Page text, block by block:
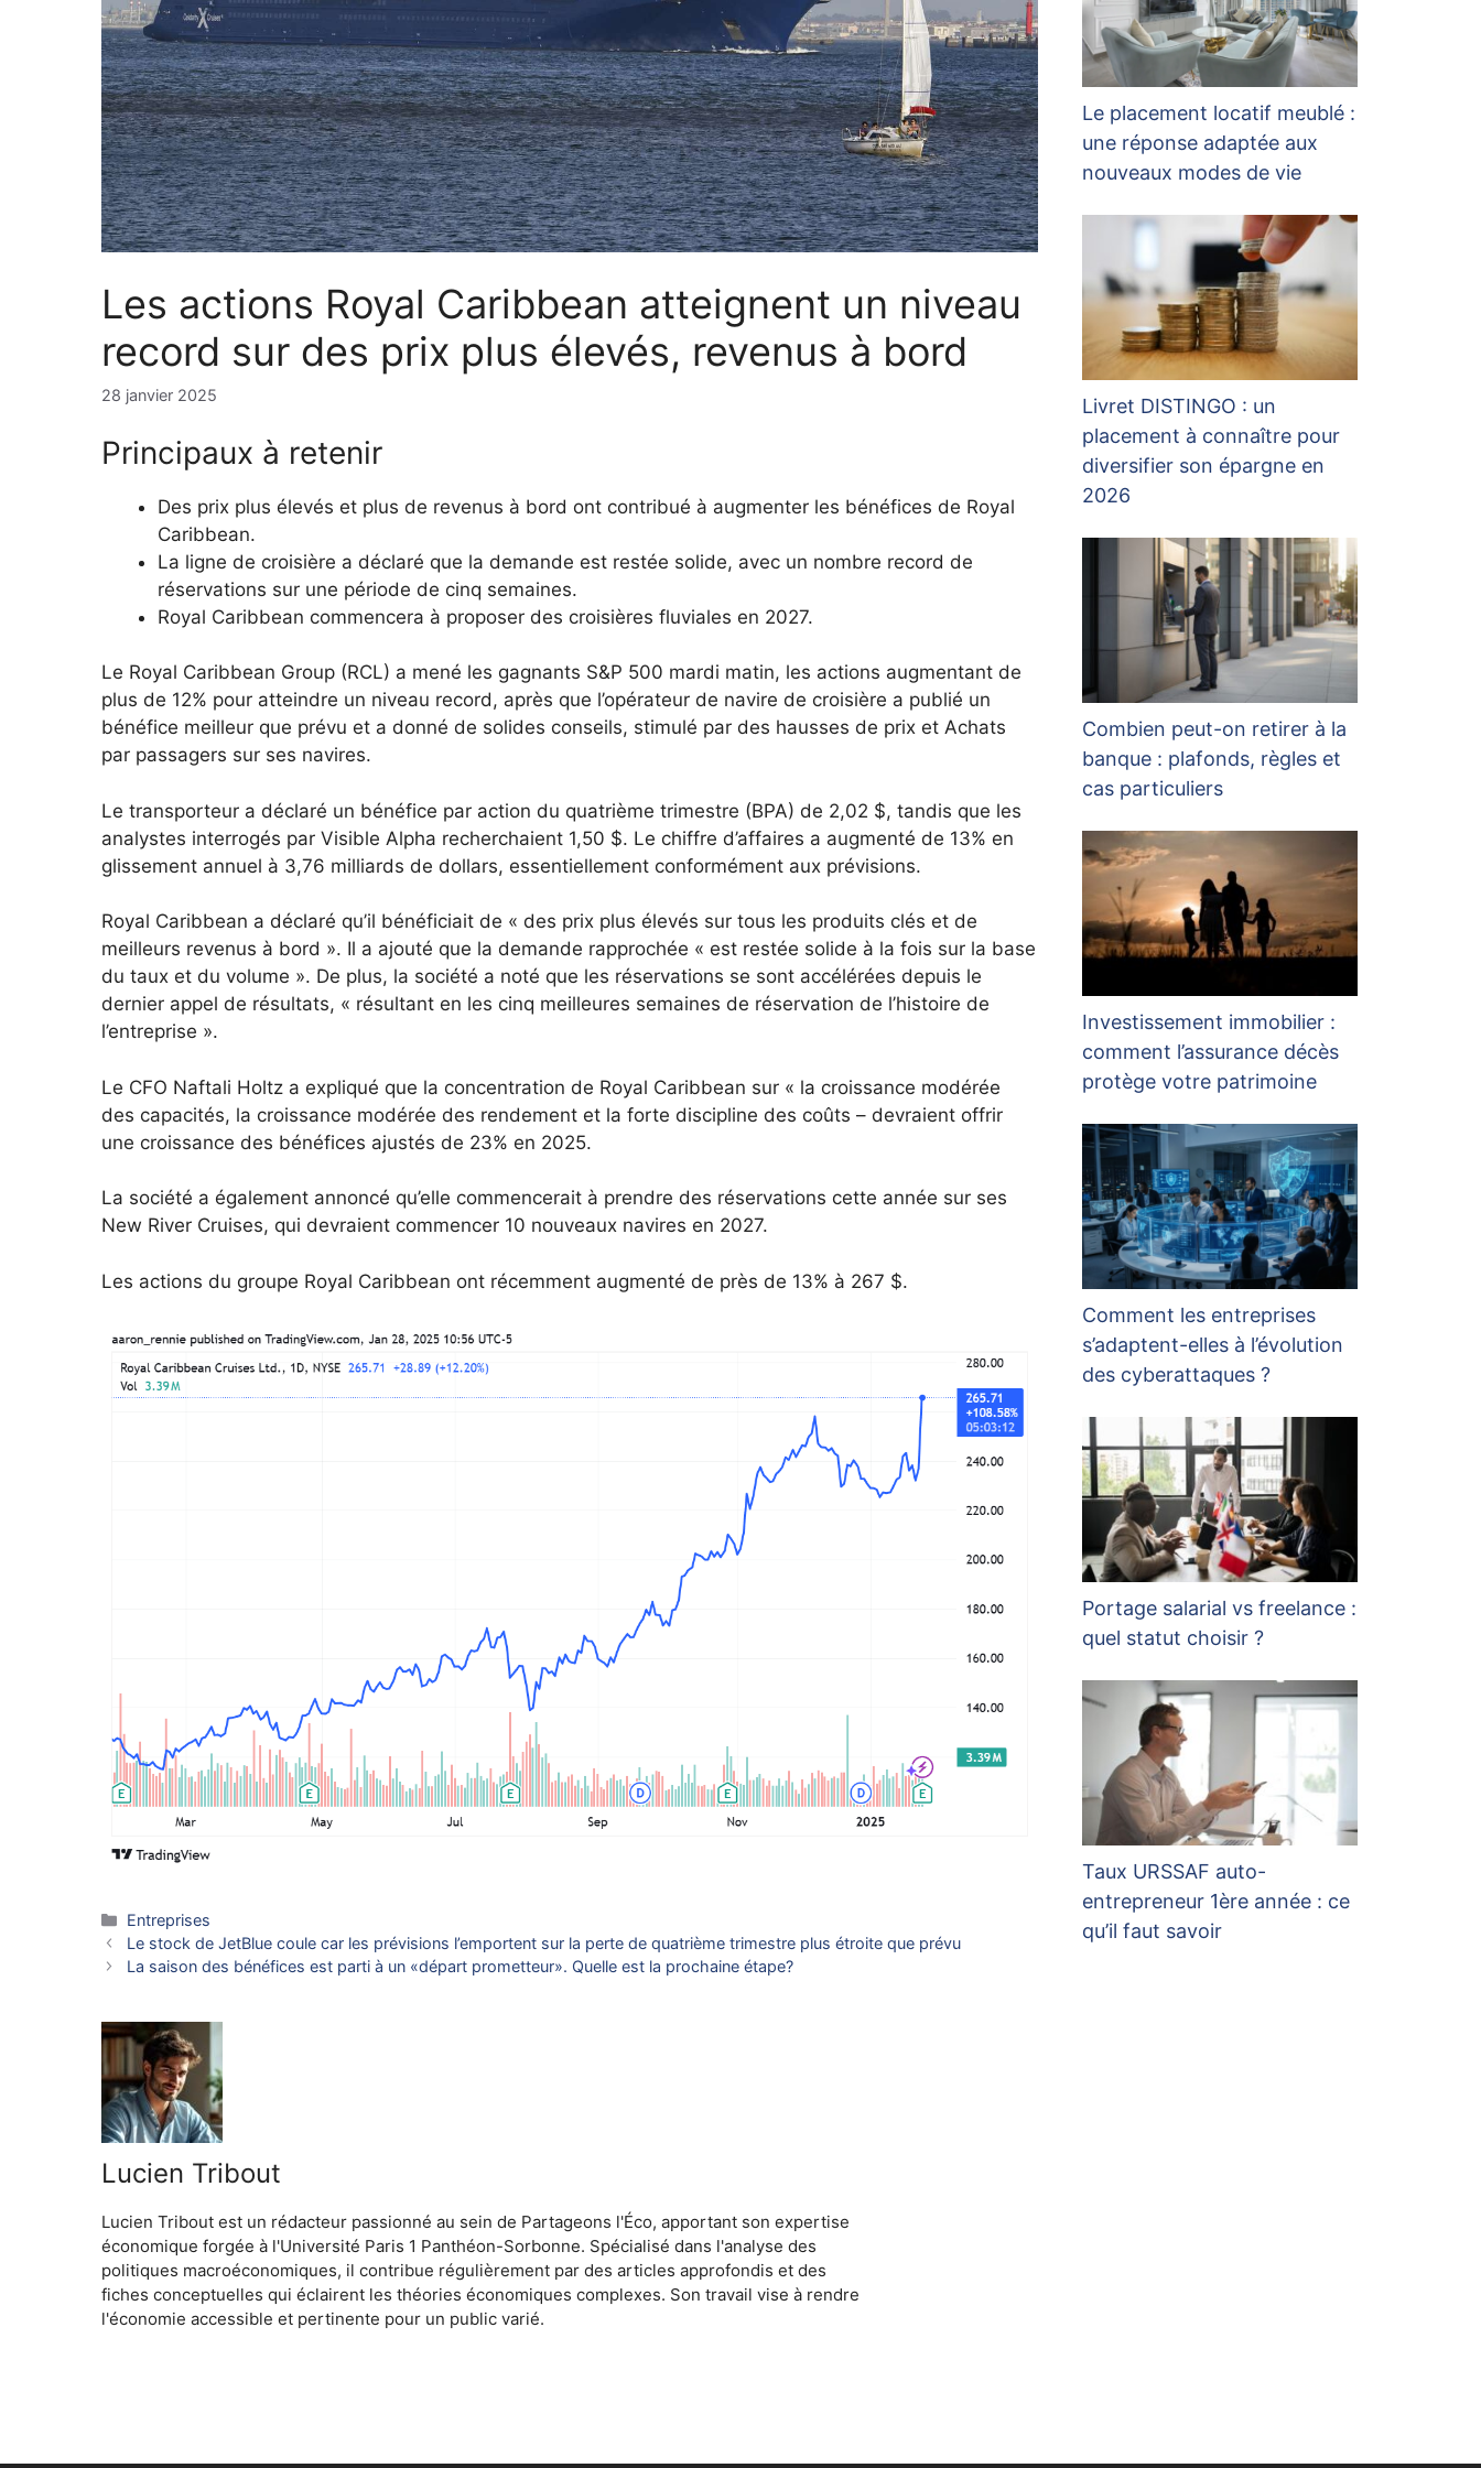
Les actions Royal Caribbean atteignent un niveau
record sur des prix plus élevés, revenus à bord
28 janvier 2025
Principaux à retenir
Des prix plus élevés et plus de revenus à bord ont contribué à augmenter les bénéfices de Royal
Caribbean.
La ligne de croisière a déclaré que la demande est restée solide, avec un nombre record de
réservations sur une période de cinq semaines.
Royal Caribbean commencera à proposer des croisières fluviales en 2027.
Le Royal Caribbean Group (RCL) a mené les gagnants S&P 500 mardi matin, les actions augmentant de
plus de 12% pour atteindre un niveau record, après que l’opérateur de navire de croisière a publié un
bénéfice meilleur que prévu et a donné de solides conseils, stimulé par des hausses de prix et Achats
par passagers sur ses navires.
Le transporteur a déclaré un bénéfice par action du quatrième trimestre (BPA) de 2,02 $, tandis que les
analystes interrogés par Visible Alpha recherchaient 1,50 $. Le chiffre d’affaires a augmenté de 13% en
glissement annuel à 3,76 milliards de dollars, essentiellement conformément aux prévisions.
Royal Caribbean a déclaré qu’il bénéficiait de « des prix plus élevés sur tous les produits clés et de
meilleurs revenus à bord ». Il a ajouté que la demande rapprochée « est restée solide à la fois sur la base
du taux et du volume ». De plus, la société a noté que les réservations se sont accélérées depuis le
dernier appel de résultats, « résultant en les cinq meilleures semaines de réservation de l’histoire de
l’entreprise ».
Le CFO Naftali Holtz a expliqué que la concentration de Royal Caribbean sur « la croissance modérée
des capacités, la croissance modérée des rendement et la forte discipline des coûts – devraient offrir
une croissance des bénéfices ajustés de 23% en 2025.
La société a également annoncé qu’elle commencerait à prendre des réservations cette année sur ses
New River Cruises, qui devraient commencer 10 nouveaux navires en 2027.
Les actions du groupe Royal Caribbean ont récemment augmenté de près de 13% à 267 $.
Catégories
Entreprises
Le stock de JetBlue coule car les prévisions l’emportent sur la perte de quatrième trimestre plus étroite que prévu
La saison des bénéfices est parti à un «départ prometteur». Quelle est la prochaine étape?
Lucien Tribout
Lucien Tribout est un rédacteur passionné au sein de Partageons l'Éco, apportant son expertise
économique forgée à l'Université Paris 1 Panthéon-Sorbonne. Spécialisé dans l'analyse des
politiques macroéconomiques, il contribue régulièrement par des articles approfondis et des
fiches conceptuelles qui éclairent les théories économiques complexes. Son travail vise à rendre
l'économie accessible et pertinente pour un public varié.
Le placement locatif meublé :
une réponse adaptée aux
nouveaux modes de vie
Livret DISTINGO : un
placement à connaître pour
diversifier son épargne en
2026
Combien peut-on retirer à la
banque : plafonds, règles et
cas particuliers
Investissement immobilier :
comment l’assurance décès
protège votre patrimoine
Comment les entreprises
s’adaptent-elles à l’évolution
des cyberattaques ?
Portage salarial vs freelance :
quel statut choisir ?
Taux URSSAF auto-
entrepreneur 1ère année : ce
qu’il faut savoir